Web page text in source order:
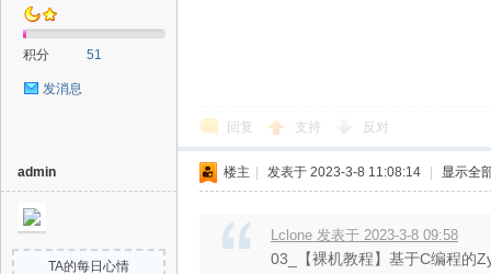
积分 51
发消息
回复 支持 反对
admin
TA的每日心情
楼主 发表于 2023-3-8 11:08:14 显示全
Lclone 发表于 2023-3-8 09:58
03_【裸机教程】基于C编程的